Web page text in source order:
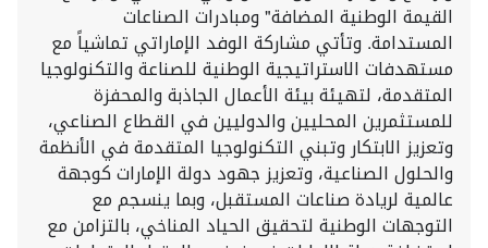
القيمة الوطنية المضافة" ومبادرات الصناعات
المستدامة. وتأتي مشاركة الوفد الإماراتي تماشياً مع
مستهدفات الاستراتيجية الوطنية للصناعة والتكنولوجيا
المتقدمة، لتهيئة بيئة الأعمال الجاذبة والمحفزة
للمستثمرين المحليين والدوليين في القطاع الصناعي،
وتعزيز الابتكار وتبني التكنولوجيا المتقدمة في الأنظمة
والحلول الصناعية، وتعزيز جهود دولة الإمارات كوجهة
عالمية لريادة صناعات المستقبل، وبما ينسجم مع
التوجهات الوطنية لتحقيق الحياد المناخي، بالتزامن مع